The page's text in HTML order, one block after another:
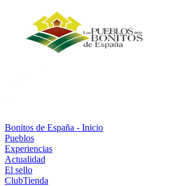
Bonitos de España - Inicio
Pueblos
Experiencias
Actualidad
El sello
ClubTienda